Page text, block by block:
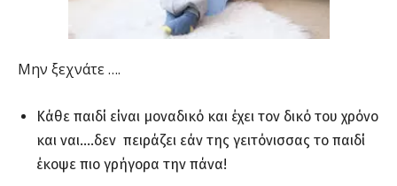
Μην ξεχνάτε ….
Κάθε παιδί είναι μοναδικό και έχει τον δικό του χρόνο
και ναι….δεν πειράζει εάν της γειτόνισσας το παιδί
έκοψε πιο γρήγορα την πάνα!